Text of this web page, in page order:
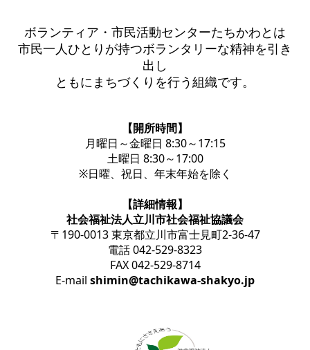
ボランティア・市民活動センターたちかわとは
市民一人ひとりが持つボランタリーな精神を引き
出し
ともにまちづくりを行う組織です。
【開所時間】
月曜日～金曜日 8:30～17:15
土曜日 8:30～17:00
※日曜、祝日、年末年始を除く
【詳細情報】
社会福祉法人立川市社会福祉協議会
〒190-0013 東京都立川市富士見町2-36-47
電話 042-529-8323
FAX 042-529-8714
E-mail shimin@tachikawa-shakyo.jp